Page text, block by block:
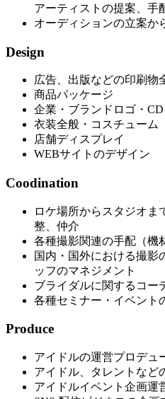
アーティストの提案、手
オーディションの立案か
Design
広告、出版などの印刷物
商品パッケージ
企業・ブランドロゴ・
衣装全般・コスチューム
店舗ディスプレイ
WEBサイトのデザイン
Coodination
ロケ場所からスタジオま
整、仲介
各種撮影関連の手配（機
国内・国外における撮影
ッフのマネジメント
ブライダルに関するコー
各種セミナー・イベント
Produce
アイドルの運営プロデュ
アイドル、タレントなど
アイドルイベント企画運